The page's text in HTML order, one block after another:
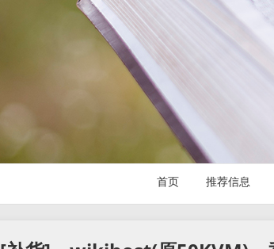
首页 推荐信息